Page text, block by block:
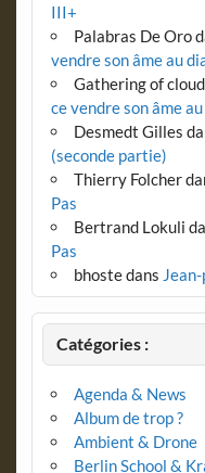
III+
Palabras De Oro
vendre son âme au
Gathering of
ce vendre son âme
Desmedt Gilles
(seconde partie)
Thierry Folcher
Pas
Bertrand Lokuli
Pas
bhostedans
Catégories :
Agenda & News
Album de trop ?
Ambient & Drone
Berlin School &